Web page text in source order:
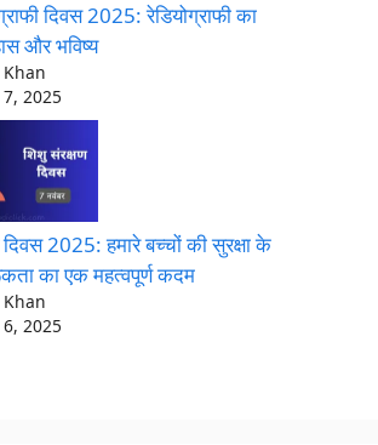
दिवस 2025: रेडियोग्राफी का
और भविष्य
2025
2025: हमारे बच्चों की सुरक्षा के
का एक महत्वपूर्ण कदम
2025